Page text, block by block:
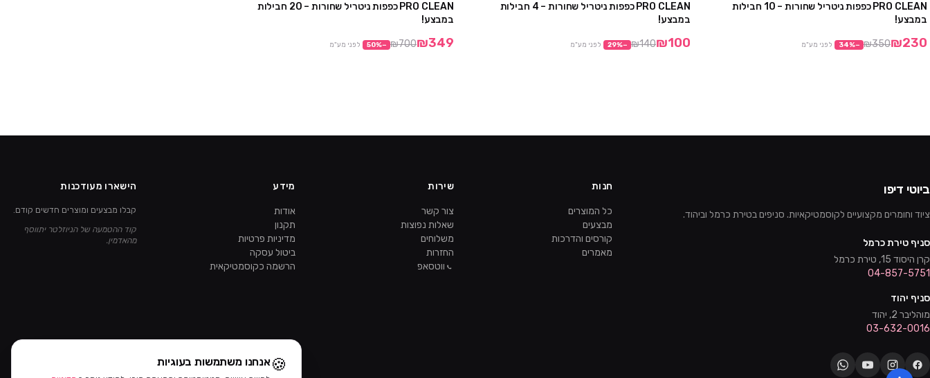
PRO CLEAN כפפות ניטריל שחורות – 10 חבילות
במבצע!
₪230
₪350
−
34% לפני מע"מ
PRO CLEAN כפפות ניטריל שחורות – 4 חבילות
במבצע!
₪100
₪140
−
29% לפני מע"מ
PRO CLEAN כפפות ניטריל שחורות – 20 חבילות
במבצע!
₪349
₪700
−
50% לפני מע"מ
ביוטי דיפו
ציוד וחומרים מקצועיים לקוסמטיקאיות. סניפים בטירת כרמל וביהוד.
סניף טירת כרמל
קרן היסוד 15, טירת כרמל
04-857-5751
סניף יהוד
מוהליבר 2, יהוד
03-632-0016
חנות
כל המוצרים
מבצעים
קורסים והדרכות
מאמרים
שירות
צור קשר
שאלות נפוצות
משלוחים
החזרות
ווטסאפ
מידע
אודות
תקנון
מדיניות פרטיות
ביטול עסקה
הרשמה כקוסמטיקאית
הישארו מעודכנות
קבלו מבצעים ומוצרים חדשים קודם.
קוד ההטמעה של הניוזלטר יתווסף
מהאדמין.
🍪אנחנו משתמשות בעוגיות